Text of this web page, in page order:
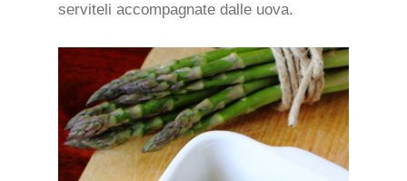
serviteli accompagnate dalle uova.